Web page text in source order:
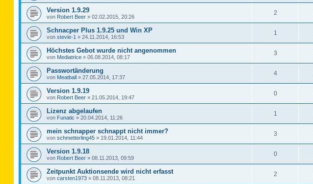
Version 1.9.29
von Robert Beer » 02.02.2015, 20:26
2
Schnacper Plus 1.9.25 und Win XP
von stevie-1 » 24.11.2014, 16:53
1
Höchstes Gebot wurde nicht angenommen
von Mediatrice » 06.08.2014, 08:17
3
Passwortänderung
von Meatball » 27.05.2014, 17:37
4
Version 1.9.19
von Robert Beer » 21.05.2014, 19:47
0
Lizenz abgelaufen
von Funatic » 20.04.2014, 11:26
1
mein schnapper schnappt nicht immer?
von schmetterling45 » 19.01.2014, 11:44
3
Version 1.9.18
von Robert Beer » 08.11.2013, 09:59
0
Zeitpunkt Auktionsende wird nicht erfasst
von carsten1973 » 08.11.2013, 08:21
2